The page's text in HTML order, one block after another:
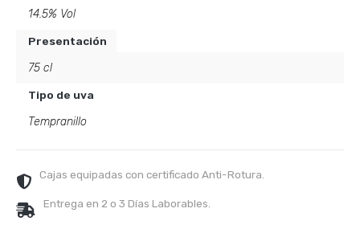
14.5% Vol
Presentación
75 cl
Tipo de uva
Tempranillo
Cajas equipadas con certificado Anti-Rotura.
Entrega en 2 o 3 Días Laborables.